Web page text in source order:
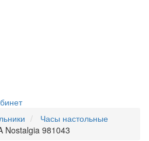
Часы настольные
Nostalgia 981043